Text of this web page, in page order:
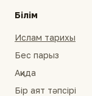
Білім
Ислам тарихы
Бес парыз
Ақида
Бір аят тәпсірі